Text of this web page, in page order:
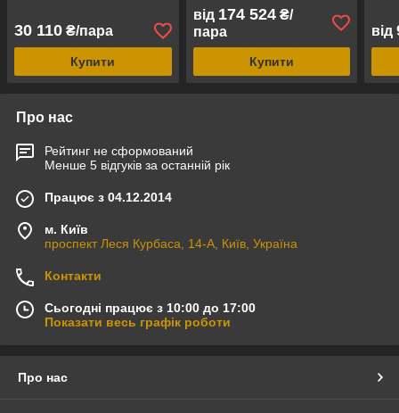
30 110 ₴/пара
Купити
від 174 524₴/
пара
Купити
від
Про нас
Рейтинг не сформований
Менше 5 відгуків за останній рік
Працює з 04.12.2014
м. Київ
проспект Леся Курбаса, 14-А, Київ, Україна
Контакти
Сьогодні працює з 10:00 до 17:00
Показати весь графік роботи
Про нас